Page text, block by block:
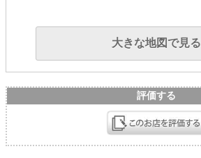
大きな地図で見る
評価する